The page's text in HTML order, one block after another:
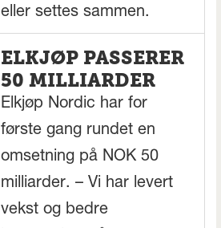
eller settes sammen.
ELKJØP PASSERER
50 MILLIARDER
Elkjøp Nordic har for
første gang rundet en
omsetning på NOK 50
milliarder. – Vi har levert
vekst og bedre